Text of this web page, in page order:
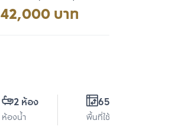
42,000 บาท
2 ห้อง
ห้องน้ำ
65.1 ตร.ม.
พื้นที่ใช้สอย